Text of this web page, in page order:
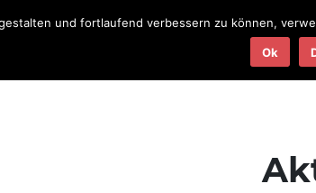
Termine
2025
und fortlaufend verbessern zu können,
Ok